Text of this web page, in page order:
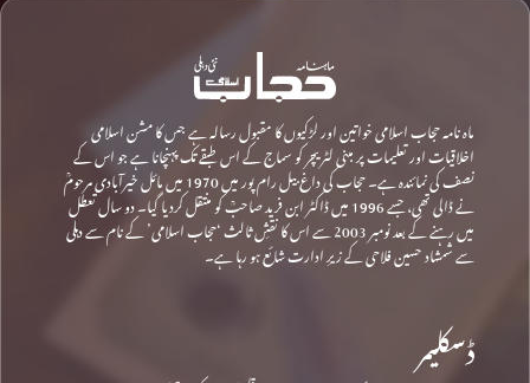
ماہ نامہ حجاب اسلامی خواتین اور لڑکیوں کا مقبول رسالہ ہے جس کا مشن اسلامی
اخلاقیات اور تعلیمات پر مبنی لٹریچر کو سماج کے اس طبقے تک پہنچانا ہے جو اس کے
نصف کی نمائندہ ہے۔ حجاب کی داغ بیل رام پور میں 1970 میں مائل خیرآبادی مرحومؒ
نے ڈالی تھی، جسے 1996 میں ڈاکٹر ابن فرید صاحبؒ کو منتقل کردیا گیا۔ دو سال تعطل
میں رہنے کے بعد نومبر 2003 سے اس کا نقشِ ثالث ‘حجاب اسلامی’ کے نام سے دہلی
سے شمشاد حسین فلاحی کے زیرِ ادارت شائع ہو رہا ہے۔
ڈسکلیمر